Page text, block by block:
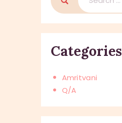
for:
Categories
Amritvani
Q/A